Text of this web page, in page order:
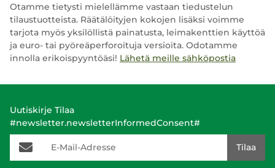
Otamme tietysti mielellämme vastaan tiedustelun
tilaustuotteista. Räätälöityjen kokojen lisäksi voimme
tarjota myös yksilöllistä painatusta, leimakenttien käyttöä
ja euro- tai pyöreäperforoituja versioita. Odotamme
innolla erikoispyyntöäsi! Lähetä meille sähköpostia
Uutiskirje Tilaa
#newsletter.newsletterInformedConsent#
E-Mail-Adresse
Tilaa